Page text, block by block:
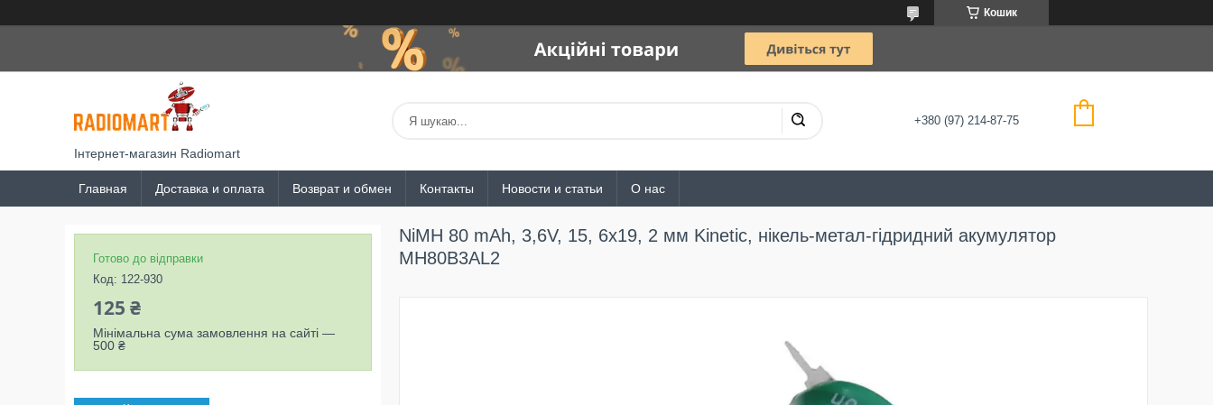
Кошик
Інтернет-магазин Radiomart
+380 (97) 214-87-75
Главная Доставка и оплата Возврат и обмен Контакты Новости и статьи О нас
NiMH 80 mAh, 3,6V, 15, 6x19, 2 мм Kinetic, нікель-метал-гідридний акумулятор
MH80B3AL2
Готово до відправки
Код: 122-930
125 ₴
Мінімальна сума замовлення на сайті —
500 ₴